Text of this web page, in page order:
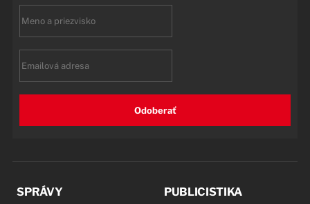
Odoberať
SPRÁVY PUBLICISTIKA